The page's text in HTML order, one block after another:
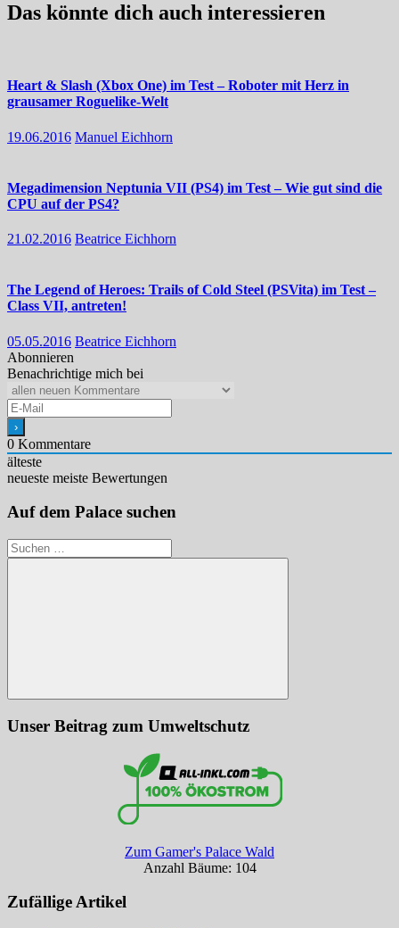
Das könnte dich auch interessieren
Heart & Slash (Xbox One) im Test – Roboter mit Herz in
grausamer Roguelike-Welt
19.06.2016 Manuel Eichhorn
Megadimension Neptunia VII (PS4) im Test – Wie gut sind die
CPU auf der PS4?
21.02.2016 Beatrice Eichhorn
The Legend of Heroes: Trails of Cold Steel (PSVita) im Test –
Class VII, antreten!
05.05.2016 Beatrice Eichhorn
Abonnieren
Benachrichtige mich bei
0 Kommentare
älteste
neueste meiste Bewertungen
Auf dem Palace suchen
Suchen
nach:
Suchen
Unser Beitrag zum Umweltschutz
Zum Gamer's Palace Wald
Anzahl Bäume: 104
Zufällige Artikel